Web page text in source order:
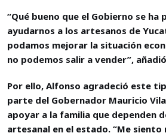
“Qué bueno que el Gobierno se ha
ayudarnos a los artesanos de
podamos mejorar la situación
no podemos salir a vender”,
Por ello, Alfonso agradeció este
parte del Gobernador Mauricio
apoyar a la familia que dependen
artesanal en el estado. “Me